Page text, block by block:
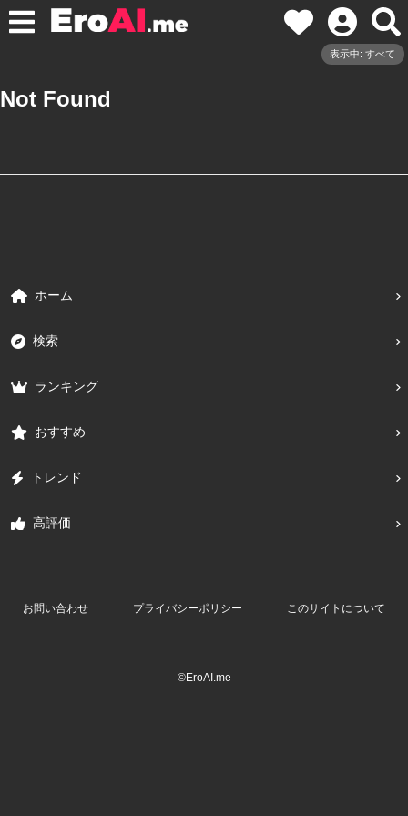
表示中: すべて
Not Found
ホーム
検索
ランキング
おすすめ
トレンド
高評価
お問い合わせ プライバシーポリシー このサイトについて
©EroAI.me